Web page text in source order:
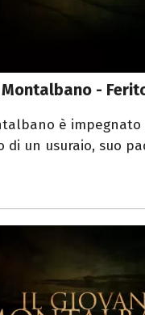
-
è
di un usuraio, suo